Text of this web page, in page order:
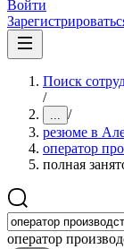
Войти
Поиск
/
... /
резюме в
оператор
полная
оператор